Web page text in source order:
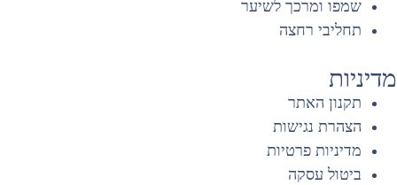
שמפו ומרכך לשיער
תחליבי רחצה
תקנון האתר
הצהרת נגישות
מדיניות פרטיות
ביטול עסקה